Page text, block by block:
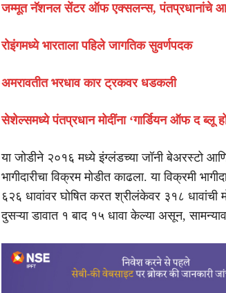
जम्मूत नॅशनल सेंटर ऑफ एक्सलन्स, पंतप्रधानांचे
रोइंगमध्ये भारताला पहिले जागतिक सुवर्णपदक
अमरावतीत भरधाव कार ट्रकवर धडकली
सेशेल्समध्ये पंतप्रधान मोदींना ‘गार्डियन ऑफ द ब्लू
या जोडीने २०१६ मध्ये इंग्लंडच्या जॉनी बेअरस्टो
भागीदारीचा विक्रम मोडीत काढला. या विक्रमी
६२६ धावांवर घोषित करत श्रीलंकेवर ३१८
दुसऱ्या डावात १ बाद १५ धावा केल्या असून,